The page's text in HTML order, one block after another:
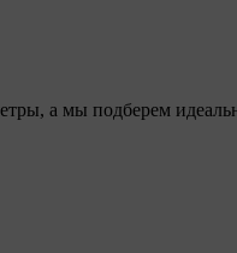
а мы подберем